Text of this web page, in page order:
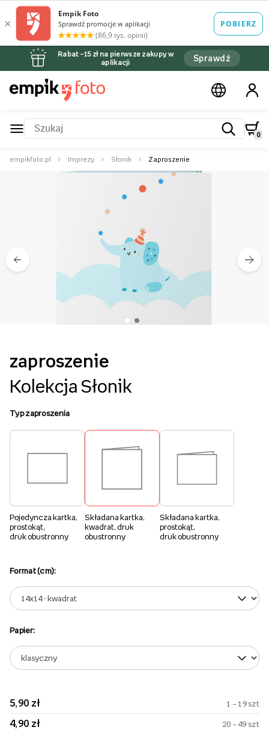
Rabat –15 zł na pierwsze zakupy w
aplikacji
Sprawdź
0
empikfoto.pl Imprezy Słonik Zaproszenie
zaproszenie
Kolekcja Słonik
Typ zaproszenia
Pojedyncza kartka,
prostokąt,
druk obustronny
Składana kartka,
kwadrat, druk
obustronny
Składana kartka,
prostokąt,
druk obustronny
Format (cm):
Papier:
5,90 zł 1 – 19 szt
4,90 zł 20 – 49 szt